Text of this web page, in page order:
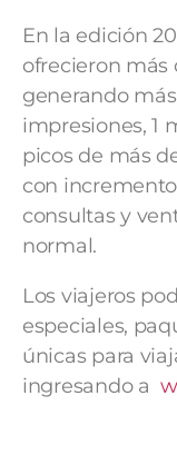
En la edición
ofrecieron más
generando
impresiones, 1
picos de más
con
consultas y
normal.
Los viajeros
especiales,
únicas para
ingresando a